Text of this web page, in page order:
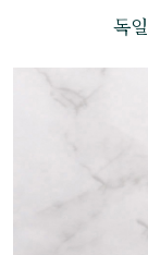
독